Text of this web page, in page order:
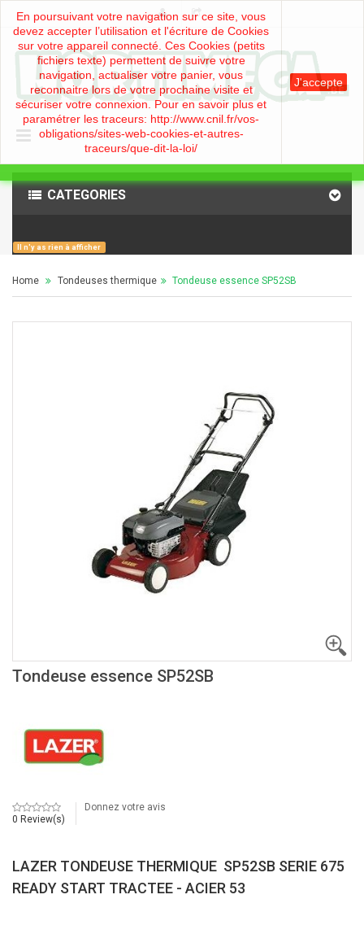
CATEGORIES
Il n'y as rien à afficher
Home Tondeuses thermique Tondeuse essence SP52SB
Tondeuse essence SP52SB
0 Review(s)
Donnez votre avis
LAZER TONDEUSE THERMIQUE SP52SB SERIE 675
READY START TRACTEE - ACIER 53
En poursuivant votre navigation sur ce site, vous
devez accepter l’utilisation et l'écriture de Cookies
sur votre appareil connecté. Ces Cookies (petits
fichiers texte) permettent de suivre votre
navigation, actualiser votre panier, vous
reconnaitre lors de votre prochaine visite et
sécuriser votre connexion. Pour en savoir plus et
paramétrer les traceurs: http://www.cnil.fr/vos-
obligations/sites-web-cookies-et-autres-
traceurs/que-dit-la-loi/
J'accepte